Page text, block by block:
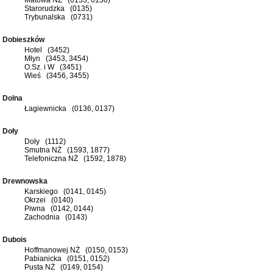
Starorudzka (0135)
Trybunalska (0731)
Dobieszków
Hotel (3452)
Młyn (3453, 3454)
O.Sz. i W (3451)
Wieś (3456, 3455)
Dolna
Łagiewnicka (0136, 0137)
Doły
Doły (1112)
Smutna NŻ (1593, 1877)
Telefoniczna NŻ (1592, 1878)
Drewnowska
Karskiego (0141, 0145)
Okrzei (0140)
Piwna (0142, 0144)
Zachodnia (0143)
Dubois
Hoffmanowej NŻ (0150, 0153)
Pabianicka (0151, 0152)
Pusta NŻ (0149, 0154)